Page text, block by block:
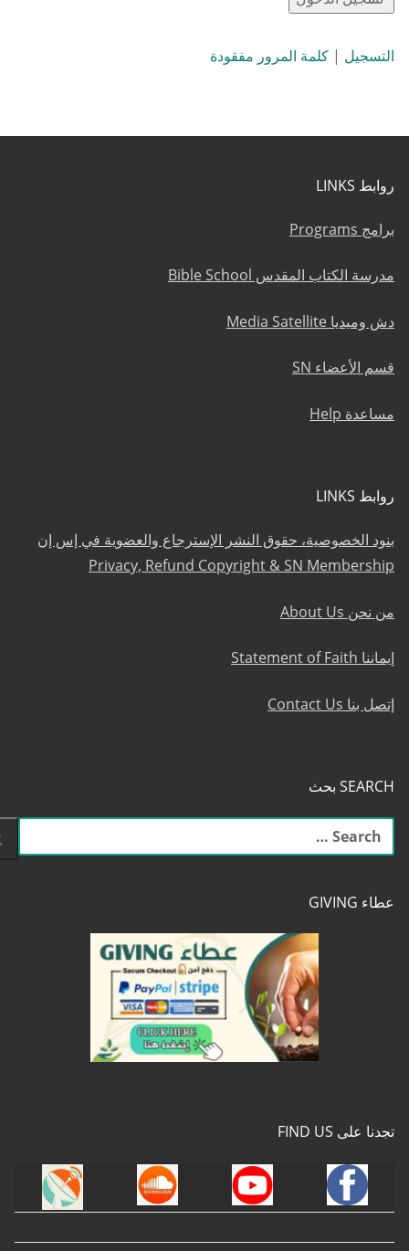
التسجيل | كلمة المرور مفقودة
روابط LINKS
برامج Programs
مدرسة الكتاب المقدس Bible School
دش وميديا Media Satellite
قسم الأعضاء SN
مساعدة Help
روابط LINKS
بنود الخصوصية، حقوق النشر الإسترجاع والعضوية في إس إن
Privacy, Refund Copyright & SN Membership
من نحن About Us
إيماننا Statement of Faith
إتصل بنا Contact Us
SEARCH بحث
البحث
عن:
عطاء GIVING
تجدنا على FIND US